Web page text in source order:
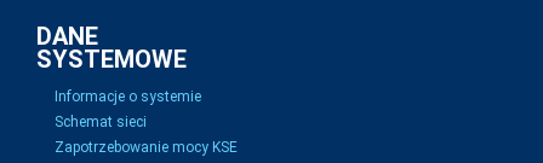
DANE
SYSTEMOWE
Informacje o systemie
Schemat sieci
Zapotrzebowanie mocy KSE